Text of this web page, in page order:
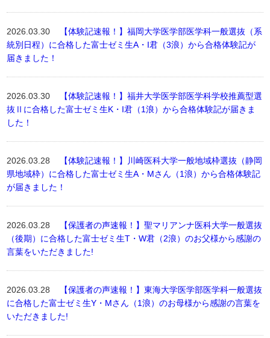
2026.03.30
【体験記速報！】福岡大学医学部医学科一般選抜（系
統別日程）に合格した富士ゼミ生A・I君（3浪）から合格体験記が
届きました！
2026.03.30
【体験記速報！】福井大学医学部医学科学校推薦型選
抜Ⅱに合格した富士ゼミ生K・I君（1浪）から合格体験記が届きま
した！
2026.03.28
【体験記速報！】川崎医科大学一般地域枠選抜（静岡
県地域枠）に合格した富士ゼミ生A・Mさん（1浪）から合格体験記
が届きました！
2026.03.28
【保護者の声速報！】聖マリアンナ医科大学一般選抜
（後期）に合格した富士ゼミ生T・W君（2浪）のお父様から感謝の
言葉をいただきました!
2026.03.28
【保護者の声速報！】東海大学医学部医学科一般選抜
に合格した富士ゼミ生Y・Mさん（1浪）のお母様から感謝の言葉を
いただきました!